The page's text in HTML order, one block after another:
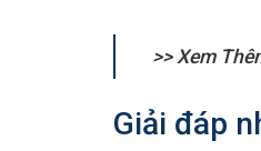
>> Xem
Giải đáp